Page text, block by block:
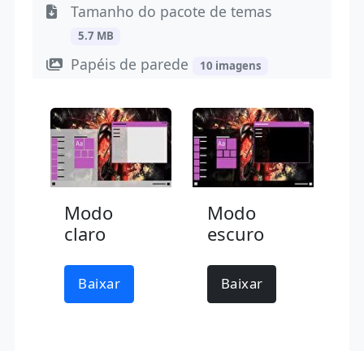
Tamanho do pacote de temas
5.7 MB
Papéis de parede 10 imagens
Modo
claro
Baixar
Modo
escuro
Baixar